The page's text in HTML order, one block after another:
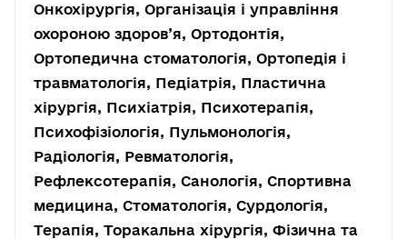
Онкохірургія, Організація і управління
охороною здоров’я, Ортодонтія,
Ортопедична стоматологія, Ортопедія і
травматологія, Педіатрія, Пластична
хірургія, Психіатрія, Психотерапія,
Психофізіологія, Пульмонологія,
Радіологія, Ревматологія,
Рефлексотерапія, Санологія, Спортивна
медицина, Стоматологія, Сурдологія,
Терапія, Торакальна хірургія, Фізична та